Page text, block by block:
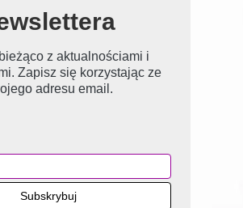
z aktualnościami i
Zapisz się korzystając ze
adresu email.